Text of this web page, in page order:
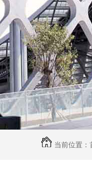
当前位置：